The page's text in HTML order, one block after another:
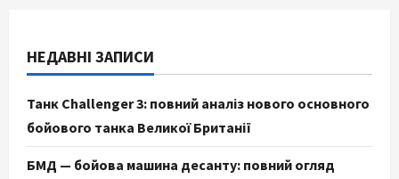
НЕДАВНІ ЗАПИСИ
Танк Challenger 3: повний аналіз нового основного
бойового танка Великої Британії
БМД — бойова машина десанту: повний огляд